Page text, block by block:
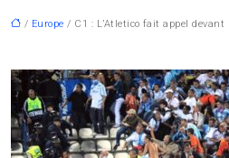
/ Europe / C1 : L’Atletico fait appel devant